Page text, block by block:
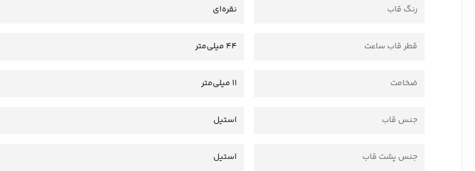
رنگ قاب نقره‌ای
قطر قاب ساعت 44 میلی‌متر
ضخامت 11 میلی‌متر
جنس قاب استیل
جنس پشت قاب استیل